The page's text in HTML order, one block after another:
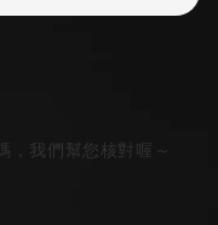
，我們幫您核對喔～